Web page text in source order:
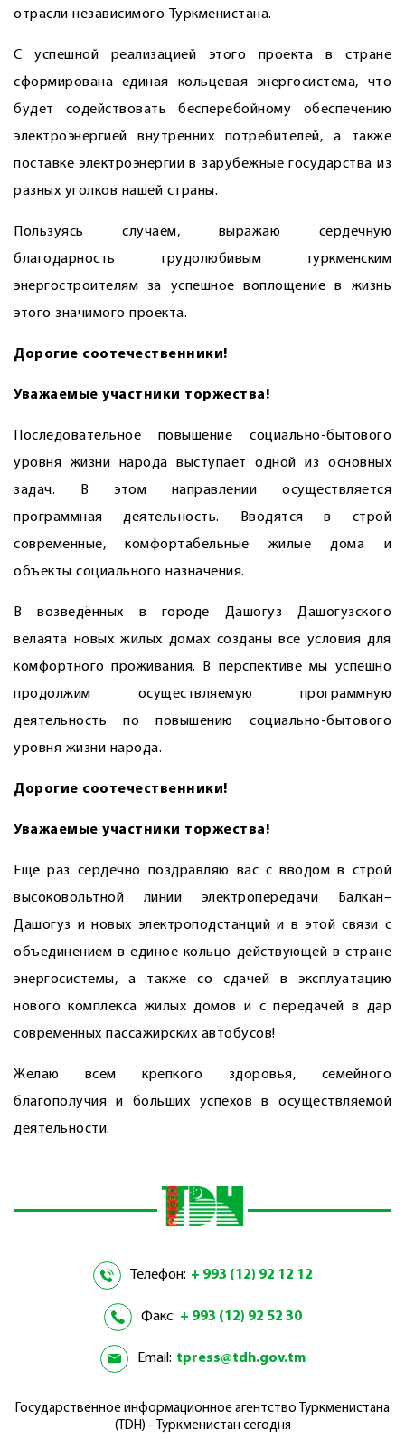
отрасли независимого Туркменистана.
С успешной реализацией этого проекта в стране
сформирована единая кольцевая энергосистема, что
будет содействовать бесперебойному обеспечению
электроэнергией внутренних потребителей, а также
поставке электроэнергии в зарубежные государства из
разных уголков нашей страны.
Пользуясь случаем, выражаю сердечную
благодарность трудолюбивым туркменским
энергостроителям за успешное воплощение в жизнь
этого значимого проекта.
Дорогие соотечественники!
Уважаемые участники торжества!
Последовательное повышение социально-бытового
уровня жизни народа выступает одной из основных
задач. В этом направлении осуществляется
программная деятельность. Вводятся в строй
современные, комфортабельные жилые дома и
объекты социального назначения.
В возведённых в городе Дашогуз Дашогузского
велаята новых жилых домах созданы все условия для
комфортного проживания. В перспективе мы успешно
продолжим осуществляемую программную
деятельность по повышению социально-бытового
уровня жизни народа.
Дорогие соотечественники!
Уважаемые участники торжества!
Ещё раз сердечно поздравляю вас с вводом в строй
высоковольтной линии электропередачи Балкан–
Дашогуз и новых электроподстанций и в этой связи с
объединением в единое кольцо действующей в стране
энергосистемы, а также со сдачей в эксплуатацию
нового комплекса жилых домов и с передачей в дар
современных пассажирских автобусов!
Желаю всем крепкого здоровья, семейного
благополучия и больших успехов в осуществляемой
деятельности.
Телефон: + 993 (12) 92 12 12
Факс: + 993 (12) 92 52 30
Email: tpress@tdh.gov.tm
Государственное информационное агентство Туркменистана
(TDH) - Туркменистан сегодня